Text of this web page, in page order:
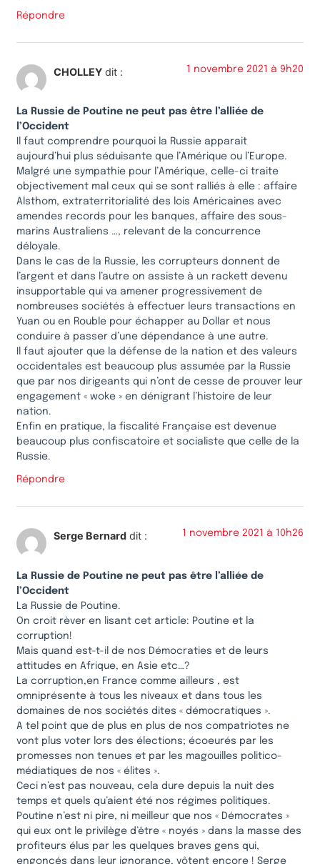
Répondre
CHOLLEY dit : 1 novembre 2021 à 9h20
La Russie de Poutine ne peut pas être l’alliée de
l’Occident
Il faut comprendre pourquoi la Russie apparait
aujourd’hui plus séduisante que l’Amérique ou l’Europe.
Malgré une sympathie pour l’Amérique, celle-ci traite
objectivement mal ceux qui se sont ralliés à elle : affaire
Alsthom, extraterritorialité des lois Américaines avec
amendes records pour les banques, affaire des sous-
marins Australiens …, relevant de la concurrence
déloyale.
Dans le cas de la Russie, les corrupteurs donnent de
l’argent et dans l’autre on assiste à un rackett devenu
insupportable qui va amener progressivement de
nombreuses sociétés à effectuer leurs transactions en
Yuan ou en Rouble pour échapper au Dollar et nous
conduire à passer d’une dépendance à une autre.
Il faut ajouter que la défense de la nation et des valeurs
occidentales est beaucoup plus assumée par la Russie
que par nos dirigeants qui n’ont de cesse de prouver leur
engagement « woke » en dénigrant l’histoire de leur
nation.
Enfin en pratique, la fiscalité Française est devenue
beaucoup plus confiscatoire et socialiste que celle de la
Russie.
Répondre
Serge Bernard dit : 1 novembre 2021 à 10h26
La Russie de Poutine ne peut pas être l’alliée de
l’Occident
La Russie de Poutine.
On croit rèver en lisant cet article: Poutine et la
corruption!
Mais quand est-t-il de nos Démocraties et de leurs
attitudes en Afrique, en Asie etc…?
La corruption,en France comme ailleurs , est
omniprésente à tous les niveaux et dans tous les
domaines de nos sociétés dites « démocratiques ».
A tel point que de plus en plus de nos compatriotes ne
vont plus voter lors des élections; écoeurés par les
promesses non tenues et par les magouilles politico-
médiatiques de nos « élites ».
Ceci n’est pas nouveau, cela dure depuis la nuit des
temps et quels qu’aient été nos régimes politiques.
Poutine n’est ni pire, ni meilleur que nos « Démocrates »
qui eux ont le privilège d’être « noyés » dans la masse des
profiteurs élus par les quelques braves gens qui,
engoncés dans leur ignorance, vôtent encore ! Serge